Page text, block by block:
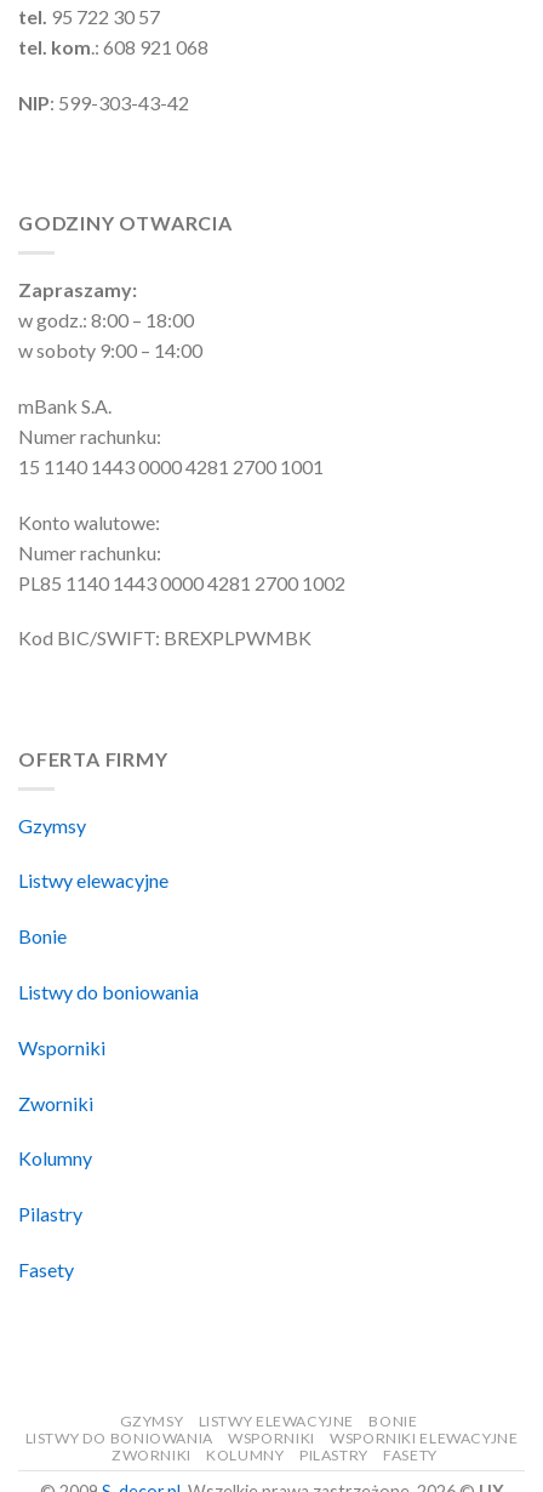
tel. 95 722 30 57
tel. kom .: 608 921 068
NIP: 599-303-43-42
GODZINY OTWARCIA
Zapraszamy:
w godz.: 8:00 – 18:00
w soboty 9:00 – 14:00
mBank S.A.
Numer rachunku:
15 1140 1443 0000 4281 2700 1001
Konto walutowe:
Numer rachunku:
PL85 1140 1443 0000 4281 2700 1002
Kod BIC/SWIFT: BREXPLPWMBK
OFERTA FIRMY
Gzymsy
Listwy elewacyjne
Bonie
Listwy do boniowania
Wsporniki
Zworniki
Kolumny
Pilastry
Fasety
GZYMSY LISTWY ELEWACYJNE
BONIE
LISTWY DO BONIOWANIA
WSPORNIKI
WSPORNIKI ELEWACYJNE
ZWORNIKI
KOLUMNY PILASTRY FASETY